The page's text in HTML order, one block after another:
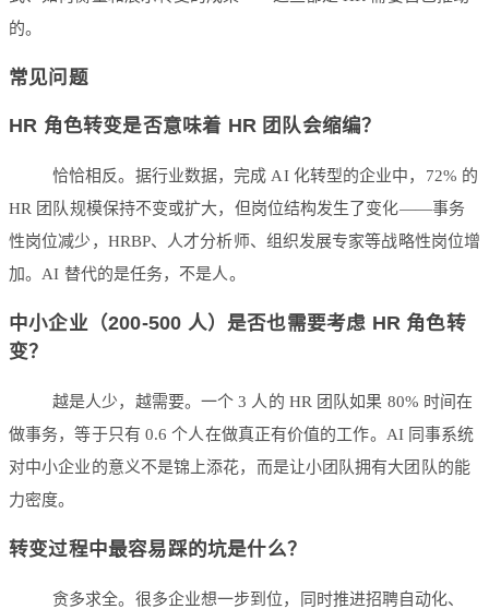
的。
常见问题
HR 角色转变是否意味着 HR 团队会缩编？
恰恰相反。据行业数据，完成 AI 化转型的企业中，72% 的
HR 团队规模保持不变或扩大，但岗位结构发生了变化——事务
性岗位减少，HRBP、人才分析师、组织发展专家等战略性岗位增
加。AI 替代的是任务，不是人。
中小企业（200-500 人）是否也需要考虑 HR 角色转
变？
越是人少，越需要。一个 3 人的 HR 团队如果 80% 时间在
做事务，等于只有 0.6 个人在做真正有价值的工作。AI 同事系统
对中小企业的意义不是锦上添花，而是让小团队拥有大团队的能
力密度。
转变过程中最容易踩的坑是什么？
贪多求全。很多企业想一步到位，同时推进招聘自动化、